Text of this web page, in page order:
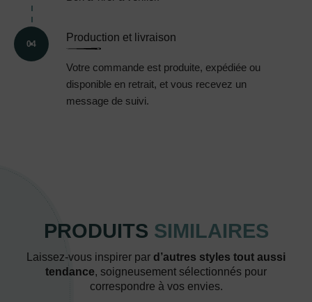
04
Production et livraison
Votre commande est produite, expédiée ou
disponible en retrait, et vous recevez un
message de suivi.
PRODUITS SIMILAIRES
Laissez-vous inspirer par d’autres styles tout aussi
tendance, soigneusement sélectionnés pour
correspondre à vos envies.